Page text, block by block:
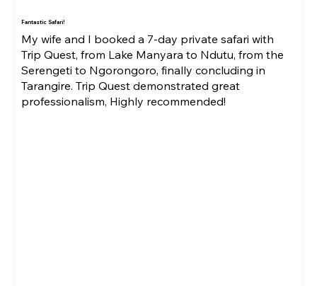
Fantastic Safari!
My wife and I booked a 7-day private safari with
Trip Quest, from Lake Manyara to Ndutu, from the
Serengeti to Ngorongoro, finally concluding in
Tarangire. Trip Quest demonstrated great
professionalism, Highly recommended!